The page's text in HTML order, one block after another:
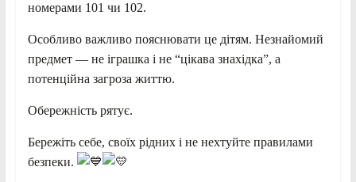
номерами 101 чи 102.
Особливо важливо пояснювати це дітям. Незнайомий
предмет — не іграшка і не “цікава знахідка”, а
потенційна загроза життю.
Обережність рятує.
Бережіть себе, своїх рідних і не нехтуйте правилами
безпеки.